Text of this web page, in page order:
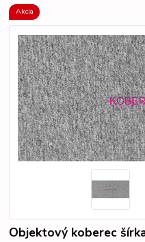
Akcia
Objektový koberec